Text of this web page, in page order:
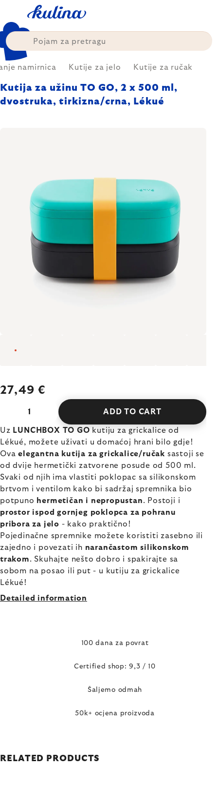
content
namirnica Kutije za jelo Kutije za ručak
Kutija za užinu TO GO, 2 x 500 ml,
dvostruka, tirkizna/crna, Lékué
27,49 €
ADD TO CART
Uz LUNCHBOX TO GO kutiju za grickalice od
Lékué, možete uživati u domaćoj hrani bilo gdje!
Ovaelegantna kutija za grickalice/ručak sastoji se
od dvije hermetički zatvorene posude od 500 ml.
Svaki od njih ima vlastiti poklopac sa silikonskom
brtvom i ventilom kako bi sadržaj spremnika bio
potpuno hermetičan i nepropustan. Postoji i
prostor ispod gornjeg poklopca za pohranu
pribora za jelo - kako praktično!
Pojedinačne spremnike možete koristiti zasebno ili
zajedno i povezati ih narančastom silikonskom
trakom. Skuhajte nešto dobro i spakirajte sa
sobom na posao ili put - u kutiju za grickalice
Lékué!
Detailed information
100 dana za povrat
Certified shop: 9,3 / 10
Šaljemo odmah
50k+ ocjena proizvoda
RELATED PRODUCTS